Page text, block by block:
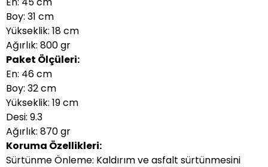
Boy: 31 cm
Yükseklik: 18 cm
Ağırlık: 800 gr
Paket Ölçüleri:
En: 46 cm
Boy: 32 cm
Yükseklik: 19 cm
Desi: 9.3
Ağırlık: 870 gr
Koruma Özellikleri:
Sürtünme Önleme: Kaldırım ve asfalt sürtünmesini